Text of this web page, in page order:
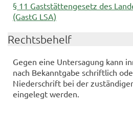
§ 11 Gaststättengesetz des
(GastG LSA)
Rechtsbehelf
Gegen eine Untersagung kann
nach Bekanntgabe schriftlich
Niederschrift bei der
eingelegt werden.